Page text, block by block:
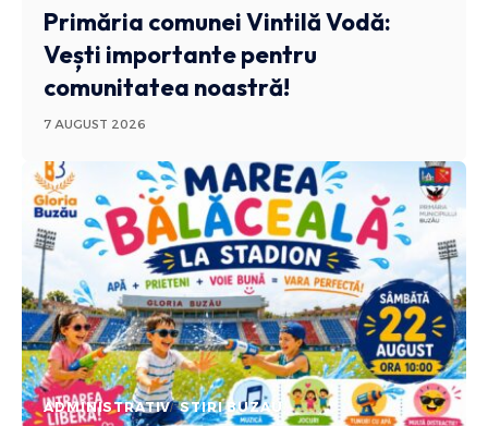
Primăria comunei Vintilă Vodă:
Vești importante pentru
comunitatea noastră!
7 AUGUST 2026
ADMINISTRATIV STIRI BUZAU